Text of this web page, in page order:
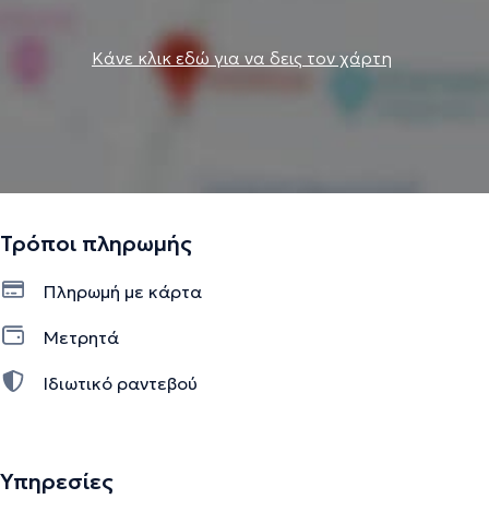
Κάνε κλικ εδώ για να δεις τον χάρτη
Τρόποι πληρωμής
Πληρωμή με κάρτα
Μετρητά
Ιδιωτικό ραντεβού
Υπηρεσίες